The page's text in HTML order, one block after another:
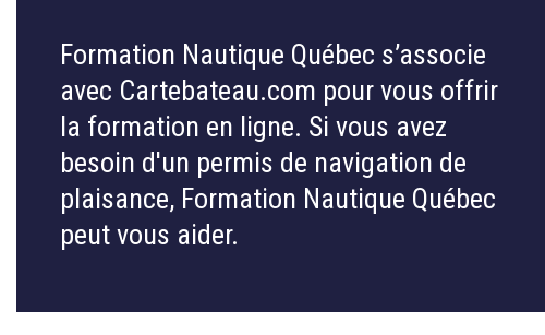
Formation Nautique Québec s’associe
avec Cartebateau.com pour vous offrir
la formation en ligne. Si vous avez
besoin d'un permis de navigation de
plaisance, Formation Nautique Québec
peut vous aider.